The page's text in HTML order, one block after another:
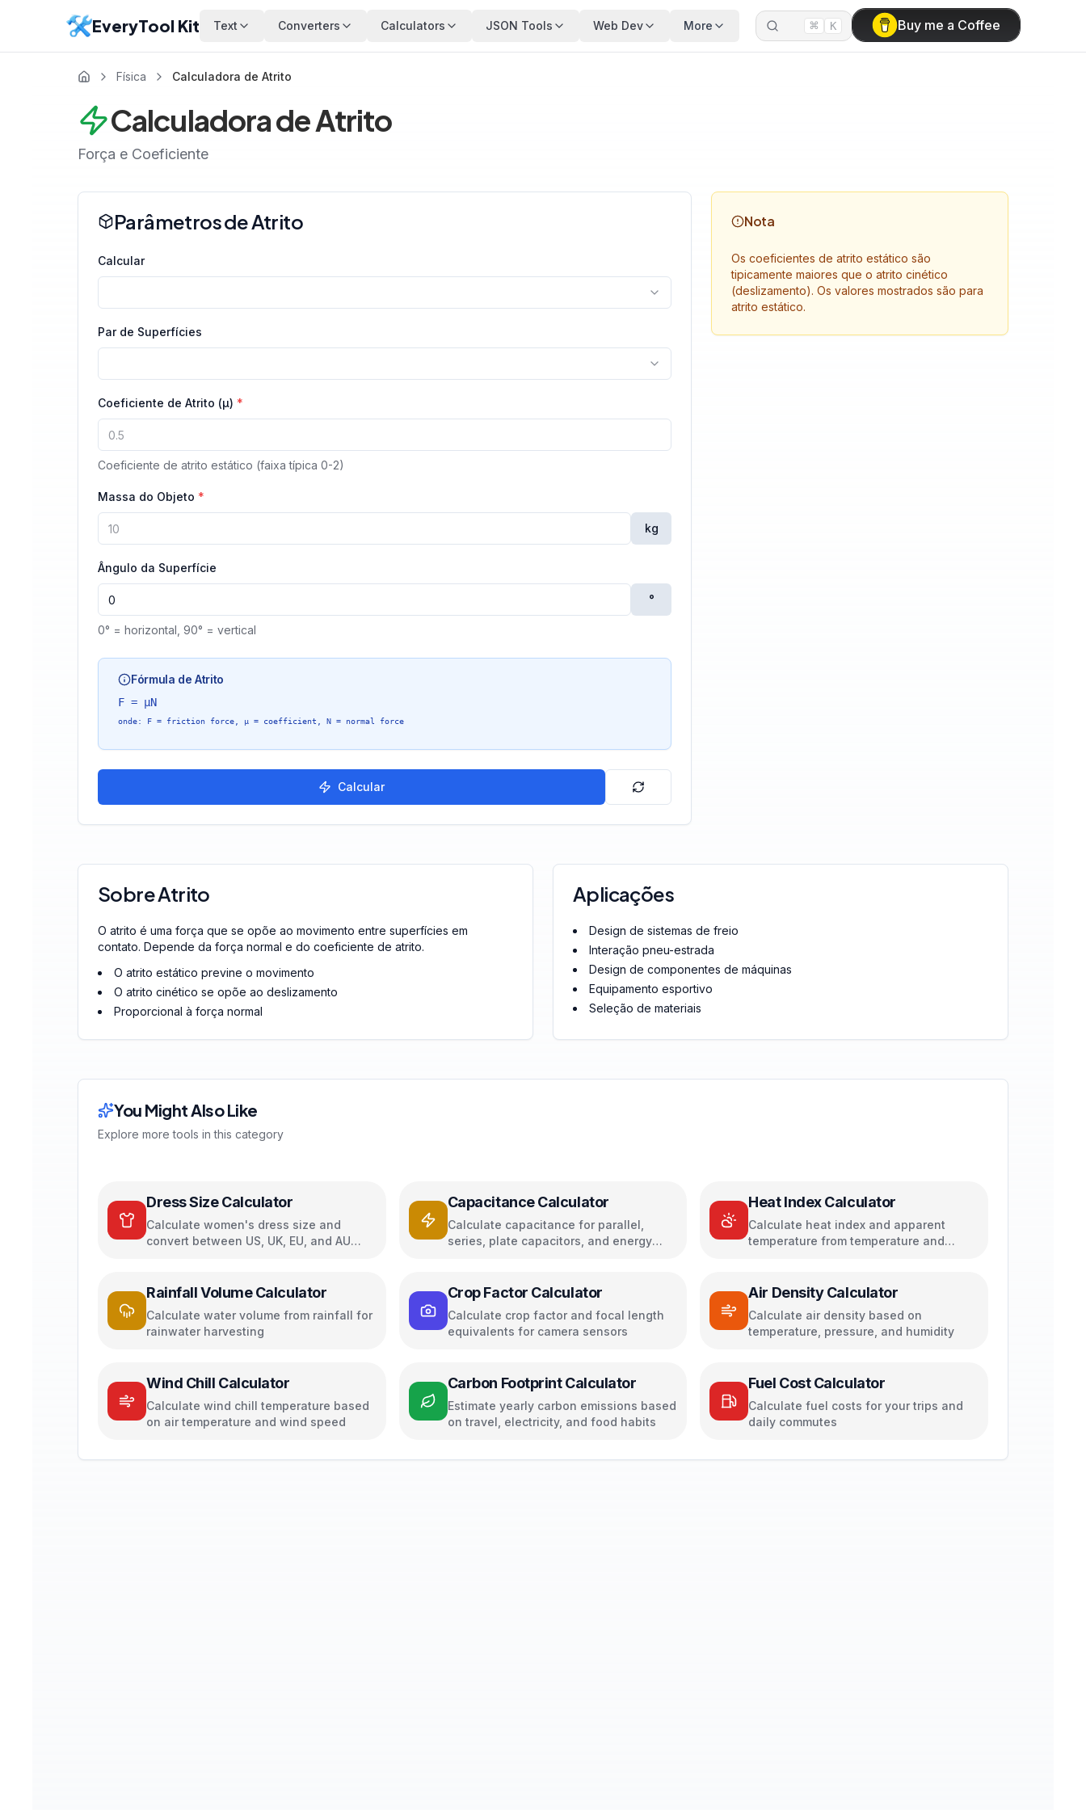
EveryTool Kit Text Converters Calculators JSON Tools Web Dev More ⌘ K Buy me a Coffee
Física Calculadora de Atrito
Calculadora de Atrito
Força e Coeficiente
Parâmetros de Atrito
Calcular
Par de Superfícies
Coeficiente de Atrito (μ) *
Coeficiente de atrito estático (faixa típica 0-2)
Massa do Objeto *
kg
Ângulo da Superfície
°
0° = horizontal, 90° = vertical
Fórmula de Atrito
F = μN
onde: F = friction force, μ = coefficient, N = normal force
Calcular
Nota
Os coeficientes de atrito estático são
tipicamente maiores que o atrito cinético
(deslizamento). Os valores mostrados são para
atrito estático.
Sobre Atrito
O atrito é uma força que se opõe ao movimento entre superfícies em
contato. Depende da força normal e do coeficiente de atrito.
O atrito estático previne o movimento
O atrito cinético se opõe ao deslizamento
Proporcional à força normal
Aplicações
Design de sistemas de freio
Interação pneu-estrada
Design de componentes de máquinas
Equipamento esportivo
Seleção de materiais
You Might Also Like
Explore more tools in this category
Dress Size Calculator
Calculate women's dress size and
convert between US, UK, EU, and AU
Capacitance Calculator
Calculate capacitance for parallel,
series, plate capacitors, and energy
Heat Index Calculator
Calculate heat index and apparent
temperature from temperature and
Rainfall Volume Calculator
Calculate water volume from rainfall for
rainwater harvesting
Crop Factor Calculator
Calculate crop factor and focal length
equivalents for camera sensors
Air Density Calculator
Calculate air density based on
temperature, pressure, and humidity
Wind Chill Calculator
Calculate wind chill temperature based
on air temperature and wind speed
Carbon Footprint Calculator
Estimate yearly carbon emissions based
on travel, electricity, and food habits
Fuel Cost Calculator
Calculate fuel costs for your trips and
daily commutes